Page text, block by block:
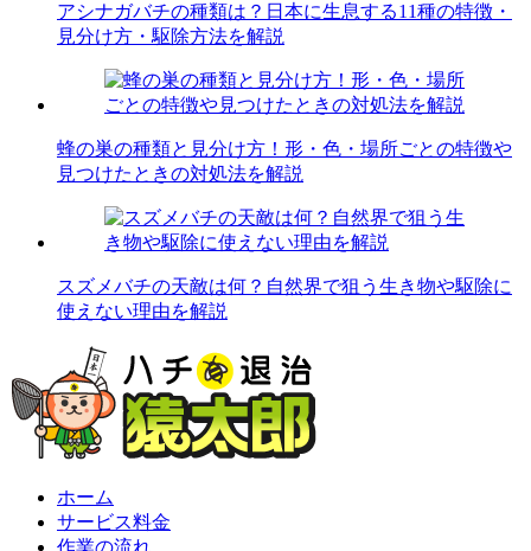
アシナガバチの種類は？日本に生息する11種の特徴・
見分け方・駆除方法を解説
蜂の巣の種類と見分け方！形・色・場所ごとの特徴や
見つけたときの対処法を解説
スズメバチの天敵は何？自然界で狙う生き物や駆除に
使えない理由を解説
ホーム
サービス料金